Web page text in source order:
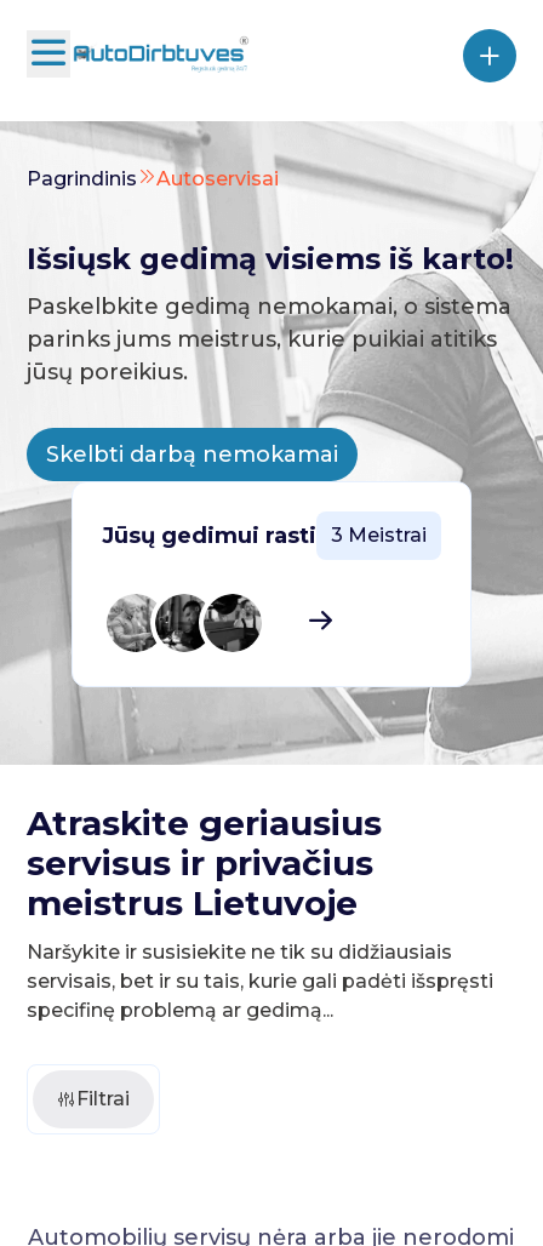
Pagrindinis Autoservisai
Išsiųsk gedimą visiems iš karto!
Paskelbkite gedimą nemokamai, o sistema
parinks jums meistrus, kurie puikiai atitiks
jūsų poreikius.
Skelbti darbą nemokamai
Jūsų gedimui rasti 3 Meistrai
Atraskite geriausius
servisus ir privačius
meistrus Lietuvoje
Naršykite ir susisiekite ne tik su didžiausiais
servisais, bet ir su tais, kurie gali padėti išspręsti
specifinę problemą ar gedimą...
Filtrai
Automobilių servisų nėra arba jie nerodomi